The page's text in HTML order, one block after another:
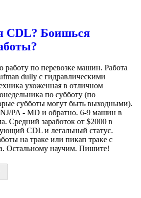
CDL? Боишься
работу по перевозке машин. Работа
dully с гидравлическими
ухоженная в отличном
по субботу (по
субботы могут быть выходными).
PA - MD и обратно. 6-9 машин в
Средний заработок от $2000 в
CDL и легальный статус.
на траке или пикап траке с
Остальному научим. Пишите!